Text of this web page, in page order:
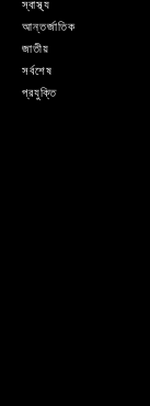
স্বাস্থ্য
আন্তর্জাতিক
জাতীয়
সর্বশেষ
প্রযুক্তি